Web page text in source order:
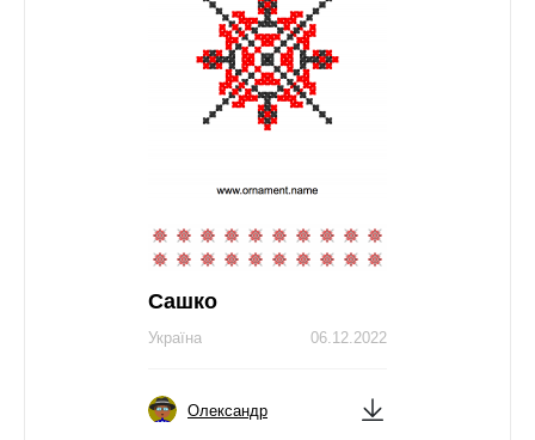
Сашко
06.12.2022
Україна
Олександр